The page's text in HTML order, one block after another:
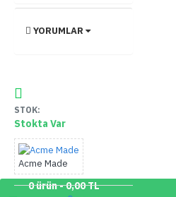
0 ürün - 0,00 TL
YORUMLAR
STOK:
Stokta Var
Acme Made